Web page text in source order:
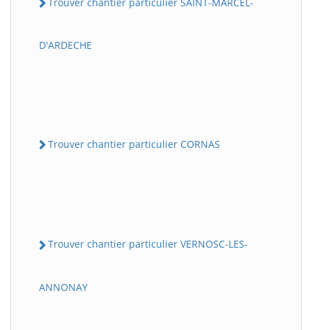
D'ARDECHE
Trouver chantier particulier CORNAS
Trouver chantier particulier VERNOSC-LES-
ANNONAY